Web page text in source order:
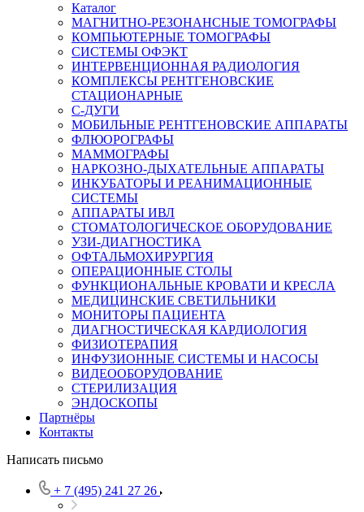
Каталог
МАГНИТНО-РЕЗОНАНСНЫЕ ТОМОГРАФЫ
КОМПЬЮТЕРНЫЕ ТОМОГРАФЫ
СИСТЕМЫ ОФЭКТ
ИНТЕРВЕНЦИОННАЯ РАДИОЛОГИЯ
КОМПЛЕКСЫ РЕНТГЕНОВСКИЕ
СТАЦИОНАРНЫЕ
С-ДУГИ
МОБИЛЬНЫЕ РЕНТГЕНОВСКИЕ АППАРАТЫ
ФЛЮОРОГРАФЫ
МАММОГРАФЫ
НАРКОЗНО-ДЫХАТЕЛЬНЫЕ АППАРАТЫ
ИНКУБАТОРЫ И РЕАНИМАЦИОННЫЕ
СИСТЕМЫ
АППАРАТЫ ИВЛ
СТОМАТОЛОГИЧЕСКОЕ ОБОРУДОВАНИЕ
УЗИ-ДИАГНОСТИКА
ОФТАЛЬМОХИРУРГИЯ
ОПЕРАЦИОННЫЕ СТОЛЫ
ФУНКЦИОНАЛЬНЫЕ КРОВАТИ И КРЕСЛА
МЕДИЦИНСКИЕ СВЕТИЛЬНИКИ
МОНИТОРЫ ПАЦИЕНТА
ДИАГНОСТИЧЕСКАЯ КАРДИОЛОГИЯ
ФИЗИОТЕРАПИЯ
ИНФУЗИОННЫЕ СИСТЕМЫ И НАСОСЫ
ВИДЕООБОРУДОВАНИЕ
СТЕРИЛИЗАЦИЯ
ЭНДОСКОПЫ
Партнёры
Контакты
Написать письмо
+ 7 (495) 241 27 26